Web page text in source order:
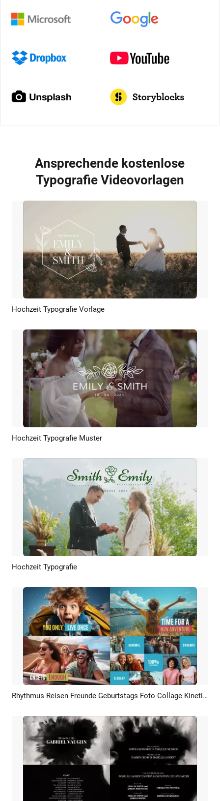
Ansprechende kostenlose
Typografie Videovorlagen
Vorschau
Hochzeit Typografie Vorlage
Vorschau
Hochzeit Typografie Muster
Vorschau
Hochzeit Typografie
Vorschau KI Erstellen Rhythmus Reisen Freunde Geburtstags Foto Collage Kinetische Typografie Marke Geschäft Intro